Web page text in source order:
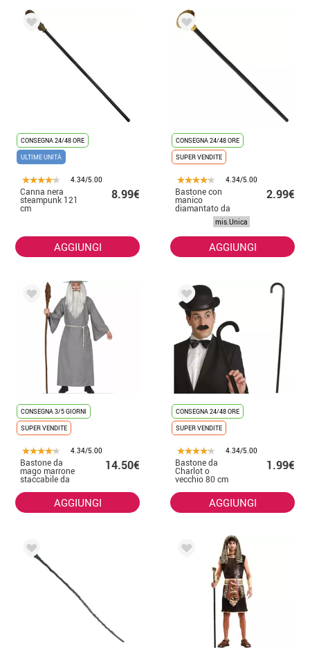
CONSEGNA 24/48 ORE
ULTIME UNITÀ
4.34/5.00
Canna nera
steampunk 121
cm
8.99€
AGGIUNGI
CONSEGNA 24/48 ORE
SUPER VENDITE
4.34/5.00
Bastone con
manico
diamantato da
2.99€
mis.Unica
AGGIUNGI
CONSEGNA 3/5 GIORNI
SUPER VENDITE
4.34/5.00
Bastone da
mago marrone
staccabile da
14.50€
AGGIUNGI
CONSEGNA 24/48 ORE
SUPER VENDITE
4.34/5.00
Bastone da
Charlot o
vecchio 80 cm
1.99€
AGGIUNGI